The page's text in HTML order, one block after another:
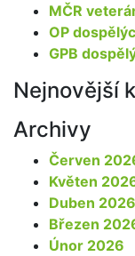
MČR
OP
GPB
Nejnovější
Archivy
Červen
Květen
Duben 2026
Březen
Únor 2026